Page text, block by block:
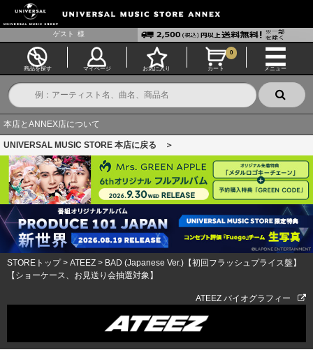
ゲスト 様
商品を探す マイページ お気に入り カート
0
メニュー
本店とANNEX店について
UNIVERSAL MUSIC STORE 本店に戻る ＞
STOREトップ> ATEEZ > BAD (Japanese Ver.)【初回フラッシュプライス盤】
【ショーケース、お見送り会抽選対象】
ATEEZ バイオグラフィー